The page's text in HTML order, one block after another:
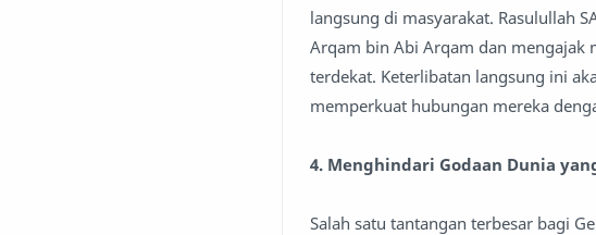
langsung di masyarakat. Rasulullah
Arqam bin Abi Arqam dan mengajak
terdekat. Keterlibatan langsung ini
memperkuat hubungan mereka
4. Menghindari Godaan Dunia
Salah satu tantangan terbesar bagi